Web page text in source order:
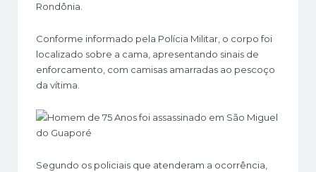
Rondônia.
Conforme informado pela Polícia Militar, o corpo foi
localizado sobre a cama, apresentando sinais de
enforcamento, com camisas amarradas ao pescoço
da vítima.
Segundo os policiais que atenderam a ocorrência,